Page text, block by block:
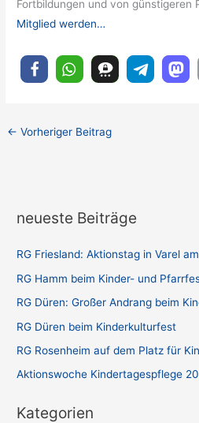
Fortbildungen und von günstigeren
Mitglied werden…
← Vorheriger Beitrag
neueste Beiträge
RG Friesland: Aktionstag in Varel
RG Hamm beim Kinder- und
RG Düren: Großer Andrang beim
RG Düren beim Kinderkulturfest
RG Rosenheim auf dem Platz für
Aktionswoche Kindertagespflege
Kategorien